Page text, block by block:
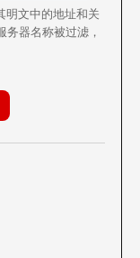
文中的地址和关
务器名称被过滤，